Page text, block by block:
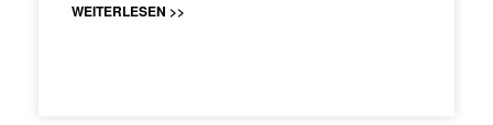
WEITERLESEN >>